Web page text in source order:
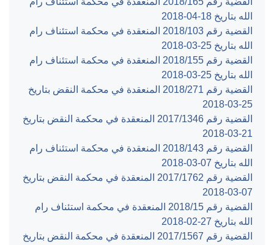
الله بتاريخ ‎2018-04-18‏
القضية رقم ‎103‏/‎2018‏ المنعقدة في محكمة استئناف رام
الله بتاريخ ‎2018-03-25‏
القضية رقم ‎155‏/‎2018‏ المنعقدة في محكمة استئناف رام
الله بتاريخ ‎2018-03-25‏
القضية رقم ‎271‏/‎2018‏ المنعقدة في محكمة النقض بتاريخ
‎2018-03-25‏
القضية رقم ‎1346‏/‎2017‏ المنعقدة في محكمة النقض بتاريخ
‎2018-03-21‏
القضية رقم ‎143‏/‎2018‏ المنعقدة في محكمة استئناف رام
الله بتاريخ ‎2018-03-07‏
القضية رقم ‎1762‏/‎2017‏ المنعقدة في محكمة النقض بتاريخ
‎2018-03-07‏
القضية رقم ‎15‏/‎2018‏ المنعقدة في محكمة استئناف رام
الله بتاريخ ‎2018-02-27‏
القضية رقم ‎1567‏/‎2017‏ المنعقدة في محكمة النقض بتاريخ